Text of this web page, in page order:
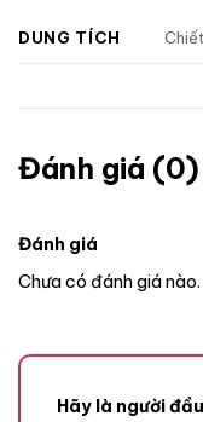
DUNG TÍCH
Đánh giá (0)
Đánh giá
Chưa có đánh giá nào.
Hãy là người